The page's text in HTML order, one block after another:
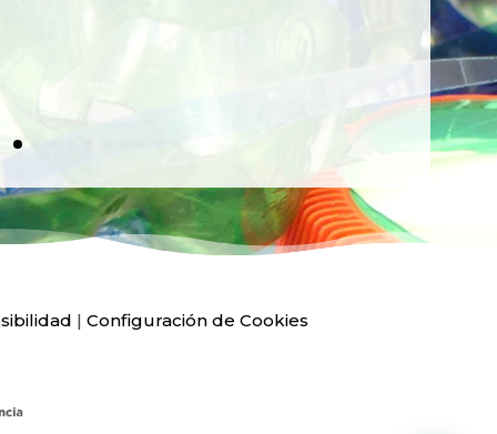
| Configuración de Cookies